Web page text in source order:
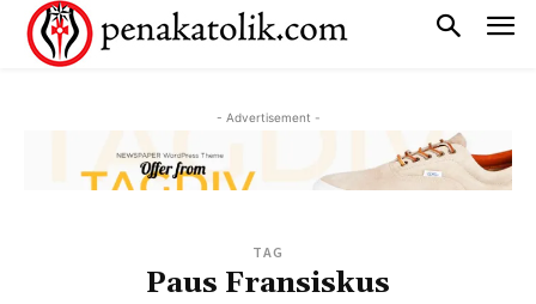
- Advertisement -
TAG
Paus Fransiskus